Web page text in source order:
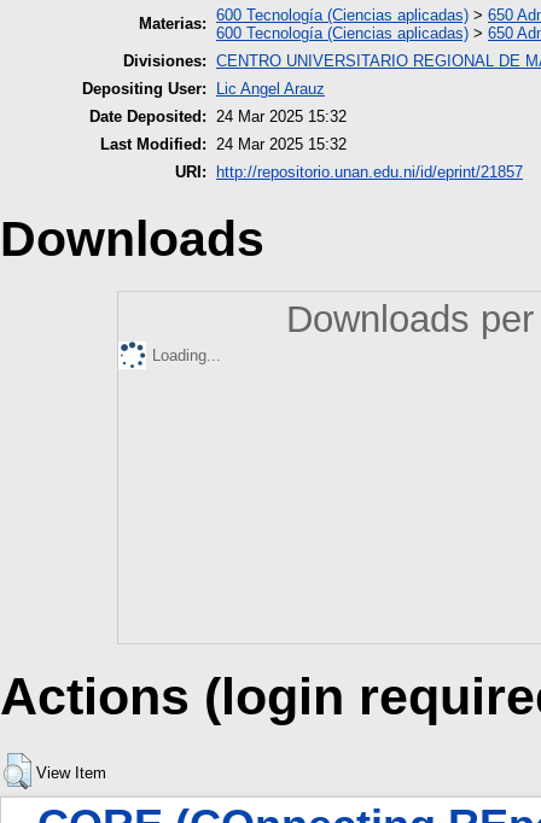
Materias: 600 Tecnología (Ciencias aplicadas) > 650
600 Tecnología (Ciencias aplicadas) > 650
Divisiones: CENTRO UNIVERSITARIO REGIONAL DE
Depositing User:
Lic Angel Arauz
Date Deposited:
24 Mar 2025 15:32
Last Modified:
24 Mar 2025 15:32
URI:
http://repositorio.unan.edu.ni/id/eprint/21857
Downloads
Downloads
Loading...
Actions (login
View Item